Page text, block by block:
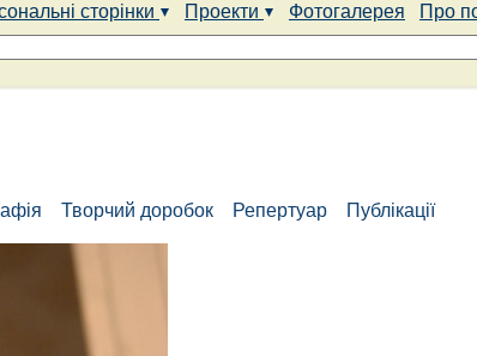
сторінки Проекти Фотогалерея Про
Творчий доробок Репертуар Публікації